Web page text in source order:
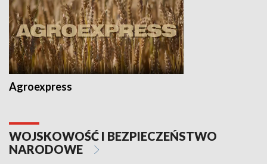
Agroexpress
WOJSKOWOŚĆ I BEZPIECZEŃSTWO
NARODOWE